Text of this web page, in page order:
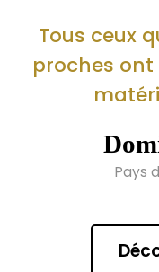
Tous ceux
proches
Pays